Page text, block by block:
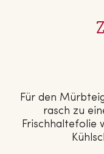
Für den
rasch zu
Frischhaltefolie